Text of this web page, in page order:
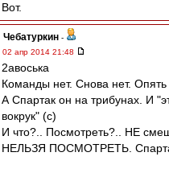
Вот.
Чебатуркин -
02 апр 2014 21:48
2авоська
Команды нет. Снова нет. Опять
А Спартак он на трибунах. И
вокрук" (с)
И что?.. Посмотреть?.. НЕ
НЕЛЬЗЯ ПОСМОТРЕТЬ.